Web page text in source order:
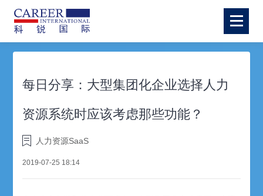
每日分享：大型集团化企业选择人力
资源系统时应该考虑那些功能？
人力资源SaaS
2019-07-25 18:14